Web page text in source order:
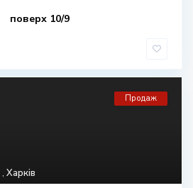
поверх 10/9
, Харків
Продаж